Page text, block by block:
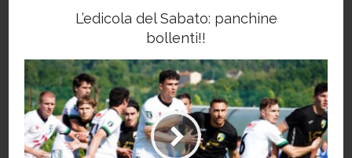
L’edicola del Sabato: panchine
bollenti!!